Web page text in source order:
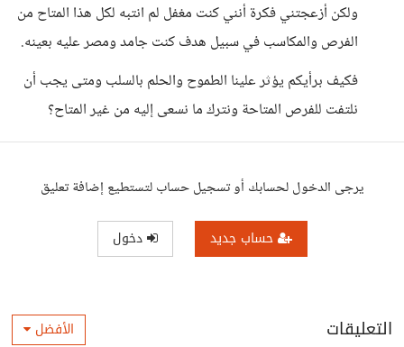
ولكن أزعجتني فكرة أنني كنت مغفل لم انتبه لكل هذا المتاح من
الفرص والمكاسب في سبيل هدف كنت جامد ومصر عليه بعينه.
فكيف برأيكم يؤثر علينا الطموح والحلم بالسلب ومتى يجب أن
نلتفت للفرص المتاحة ونترك ما نسعى إليه من غير المتاح؟
يرجى الدخول لحسابك أو تسجيل حساب لتستطيع إضافة تعليق
حساب جديد دخول
التعليقات الأفضل